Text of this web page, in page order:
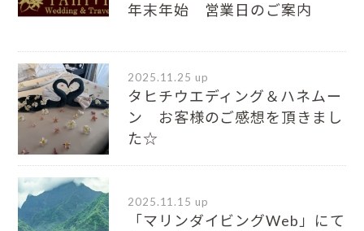
年末年始 営業日のご案内
2025.11.25 up
タヒチウエディング＆ハネムー
ン お客様のご感想を頂きまし
た☆
2025.11.15 up
「マリンダイビングWeb」にて